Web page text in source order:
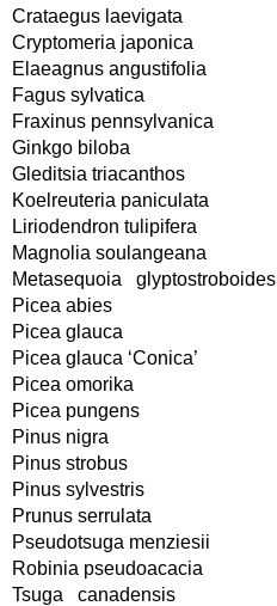
Crataegus laevigata
Cryptomeria japonica
Elaeagnus angustifolia
Fagus sylvatica
Fraxinus pennsylvanica
Ginkgo biloba
Gleditsia triacanthos
Koelreuteria paniculata
Liriodendron tulipifera
Magnolia soulangeana
Metasequoia glyptostroboides
Picea abies
Picea glauca
Picea glauca ‘Conica’
Picea omorika
Picea pungens
Pinus nigra
Pinus strobus
Pinus sylvestris
Prunus serrulata
Pseudotsuga menziesii
Robinia pseudoacacia
Tsuga canadensis